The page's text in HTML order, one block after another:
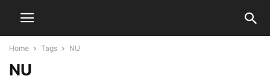
Home Tags NU
NU